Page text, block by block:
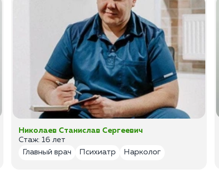
Николаев Станислав Сергеевич
Стаж: 16 лет
Главный врач
Психиатр Нарколог